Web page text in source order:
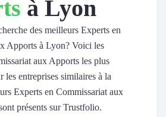
à Lyon
des meilleurs Experts en
Apports à Lyon? Voici les
aux Apports les plus
les entreprises similaires à la
Experts en Commissariat aux
présents sur Trustfolio.